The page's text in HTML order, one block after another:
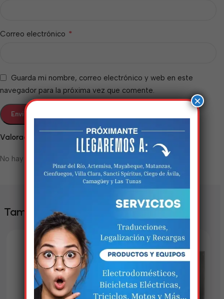
Valoraciones
No hay valoraciones aún.
Correo electrónico *
Guarda mi nombre, correo electrónico y web en este
navegador para la próxima vez que comente.
También te puede interesar
×
Estamos trabalhando
nisso!
Em breve, esta página estará
disponível com novidades
incríveis. Agradecemos pela
paciência e compreensão.